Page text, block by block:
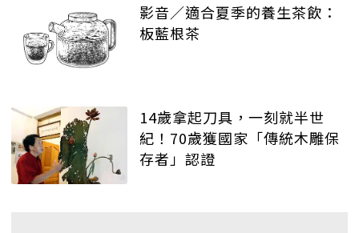
影音／適合夏季的養生茶飲：
板藍根茶
14歲拿起刀具，一刻就半世
紀！70歲獲國家「傳統木雕保
存者」認證